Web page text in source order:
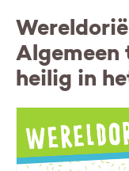
heilig in